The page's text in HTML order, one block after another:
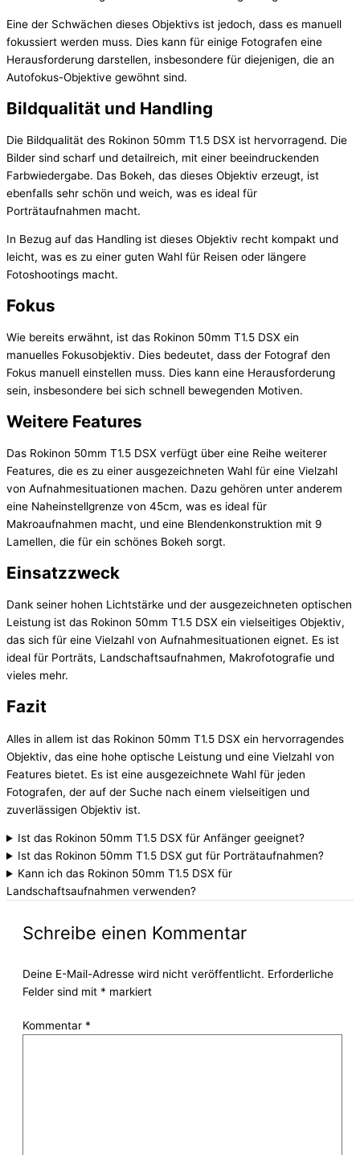
Eine der Schwächen dieses Objektivs ist jedoch, dass es manuell
fokussiert werden muss. Dies kann für einige Fotografen eine
Herausforderung darstellen, insbesondere für diejenigen, die an
Autofokus-Objektive gewöhnt sind.
Bildqualität und Handling
Die Bildqualität des Rokinon 50mm T1.5 DSX ist hervorragend. Die
Bilder sind scharf und detailreich, mit einer beeindruckenden
Farbwiedergabe. Das Bokeh, das dieses Objektiv erzeugt, ist
ebenfalls sehr schön und weich, was es ideal für
Porträtaufnahmen macht.
In Bezug auf das Handling ist dieses Objektiv recht kompakt und
leicht, was es zu einer guten Wahl für Reisen oder längere
Fotoshootings macht.
Fokus
Wie bereits erwähnt, ist das Rokinon 50mm T1.5 DSX ein
manuelles Fokusobjektiv. Dies bedeutet, dass der Fotograf den
Fokus manuell einstellen muss. Dies kann eine Herausforderung
sein, insbesondere bei sich schnell bewegenden Motiven.
Weitere Features
Das Rokinon 50mm T1.5 DSX verfügt über eine Reihe weiterer
Features, die es zu einer ausgezeichneten Wahl für eine Vielzahl
von Aufnahmesituationen machen. Dazu gehören unter anderem
eine Naheinstellgrenze von 45cm, was es ideal für
Makroaufnahmen macht, und eine Blendenkonstruktion mit 9
Lamellen, die für ein schönes Bokeh sorgt.
Einsatzzweck
Dank seiner hohen Lichtstärke und der ausgezeichneten optischen
Leistung ist das Rokinon 50mm T1.5 DSX ein vielseitiges Objektiv,
das sich für eine Vielzahl von Aufnahmesituationen eignet. Es ist
ideal für Porträts, Landschaftsaufnahmen, Makrofotografie und
vieles mehr.
Fazit
Alles in allem ist das Rokinon 50mm T1.5 DSX ein hervorragendes
Objektiv, das eine hohe optische Leistung und eine Vielzahl von
Features bietet. Es ist eine ausgezeichnete Wahl für jeden
Fotografen, der auf der Suche nach einem vielseitigen und
zuverlässigen Objektiv ist.
Ist das Rokinon 50mm T1.5 DSX für Anfänger geeignet?
Ist das Rokinon 50mm T1.5 DSX gut für Porträtaufnahmen?
Kann ich das Rokinon 50mm T1.5 DSX für
Landschaftsaufnahmen verwenden?
Schreibe einen Kommentar
Deine E-Mail-Adresse wird nicht veröffentlicht. Erforderliche
Felder sind mit * markiert
Kommentar *